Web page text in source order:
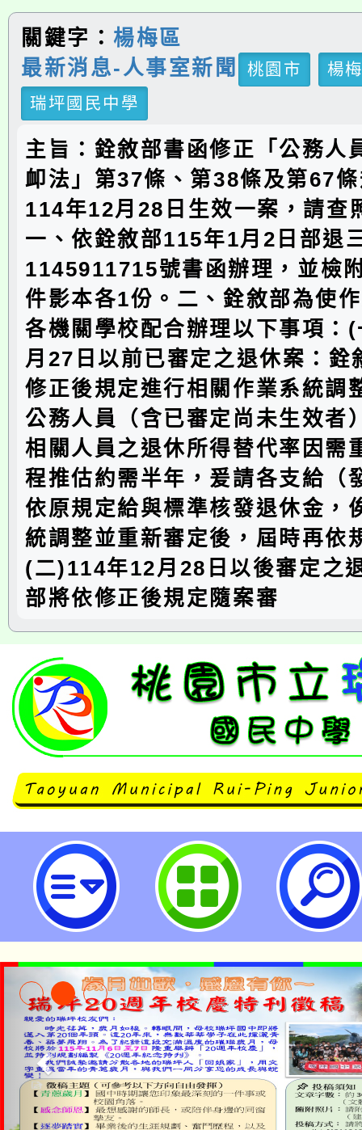
關鍵字： 楊梅區
最新消息-人事室新聞
桃園市
楊
瑞坪國民中學
主旨：銓敘部書函修正「公務人
卹法」第37條、第38條及第67
114年12月28日生效一案，請查
一、依銓敘部115年1月2日部退
1145911715號書函辦理，並檢
件影本各1份。二、銓敘部為使
各機關學校配合辦理以下事項：
月27日以前已審定之退休案：銓
修正後規定進行相關作業系統調
公務人員（含已審定尚未生效者
相關人員之退休所得替代率因需
程推估約需半年，爰請各支給（
依原規定給與標準核發退休金，
統調整並重新審定後，屆時再依
(二)114年12月28日以後審定之
部將依修正後規定隨案審
銓敘部書函修正「公務人員退休資
條、第38條及第67條規定，並自
效-桃園市立瑞坪國民中學
公告本校115學年度第